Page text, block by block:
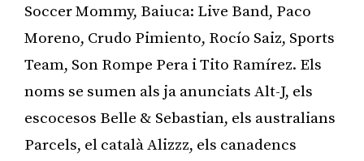
Soccer Mommy, Baiuca: Live Band, Paco
Moreno, Crudo Pimiento, Rocío Saiz, Sports
Team, Son Rompe Pera i Tito Ramírez. Els
noms se sumen als ja anunciats Alt-J, els
escocesos Belle & Sebastian, els australians
Parcels, el català Alizzz, els canadencs